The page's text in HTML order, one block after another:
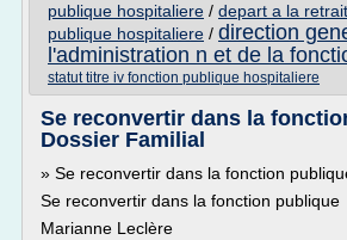
publique hospitaliere / depart a la
publique hospitaliere / direction
l'administration n et de la
statut titre iv fonction publique hospitaliere
Se reconvertir dans la
Dossier Familial
» Se reconvertir dans la fonction
Se reconvertir dans la fonction publique
Marianne Leclère